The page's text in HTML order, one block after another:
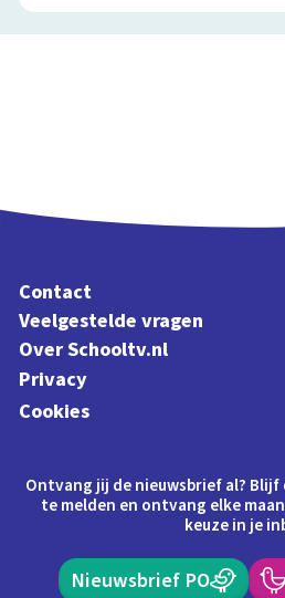
Contact
Veelgestelde vragen
Over Schooltv.nl
Privacy
Cookies
Ontvang jij de nieuwsbrief al?
te melden en ontvang elke
keuze in je
Nieuwsbrief PO